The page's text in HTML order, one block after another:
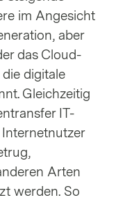
im Angesicht
aber
das Cloud-
digitale
Gleichzeitig
IT-
Arten
werden. So